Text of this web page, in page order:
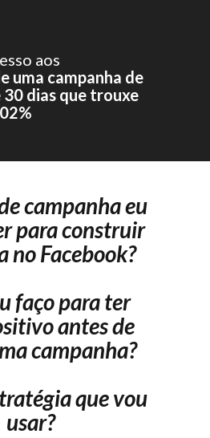
aos
uma campanha de
30 dias que trouxe
campanha eu
para construir
no Facebook?
faço para ter
antes de
campanha?
que vou
usar?